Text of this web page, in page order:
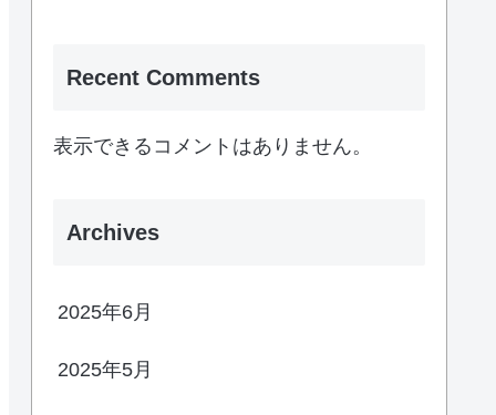
Recent Comments
表示できるコメントはありません。
Archives
2025年6月
2025年5月